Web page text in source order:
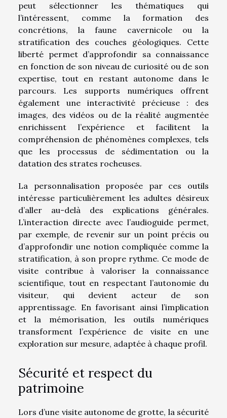
peut sélectionner les thématiques qui
l’intéressent, comme la formation des
concrétions, la faune cavernicole ou la
stratification des couches géologiques. Cette
liberté permet d’approfondir sa connaissance
en fonction de son niveau de curiosité ou de son
expertise, tout en restant autonome dans le
parcours. Les supports numériques offrent
également une interactivité précieuse : des
images, des vidéos ou de la réalité augmentée
enrichissent l’expérience et facilitent la
compréhension de phénomènes complexes, tels
que les processus de sédimentation ou la
datation des strates rocheuses.
La personnalisation proposée par ces outils
intéresse particulièrement les adultes désireux
d’aller au-delà des explications générales.
L’interaction directe avec l’audioguide permet,
par exemple, de revenir sur un point précis ou
d’approfondir une notion compliquée comme la
stratification, à son propre rythme. Ce mode de
visite contribue à valoriser la connaissance
scientifique, tout en respectant l’autonomie du
visiteur, qui devient acteur de son
apprentissage. En favorisant ainsi l’implication
et la mémorisation, les outils numériques
transforment l’expérience de visite en une
exploration sur mesure, adaptée à chaque profil.
Sécurité et respect du
patrimoine
Lors d’une visite autonome de grotte, la sécurité